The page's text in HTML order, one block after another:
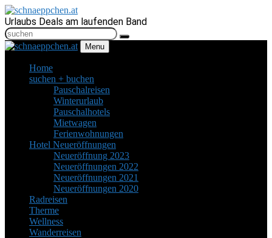
Urlaubs Deals am laufenden Band
Menu
Home
suchen + buchen
Pauschalreisen
Winterurlaub
Pauschalhotels
Mietwagen
Ferienwohnungen
Hotel Neueröffnungen
Neueröffnung 2023
Neueröffnungen 2022
Neueröffnungen 2021
Neueröffnungen 2020
Radreisen
Therme
Wellness
Wanderreisen